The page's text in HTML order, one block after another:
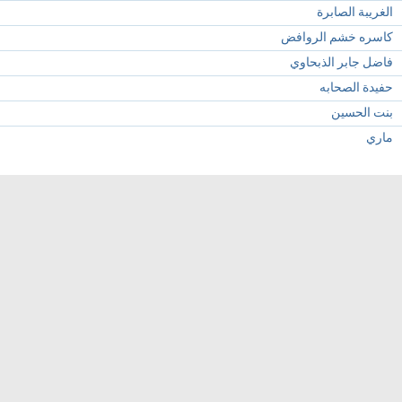
الغريبة الصابرة
كاسره خشم الروافض
فاضل جابر الذبحاوي
حفيدة الصحابه
بنت الحسين
ماري